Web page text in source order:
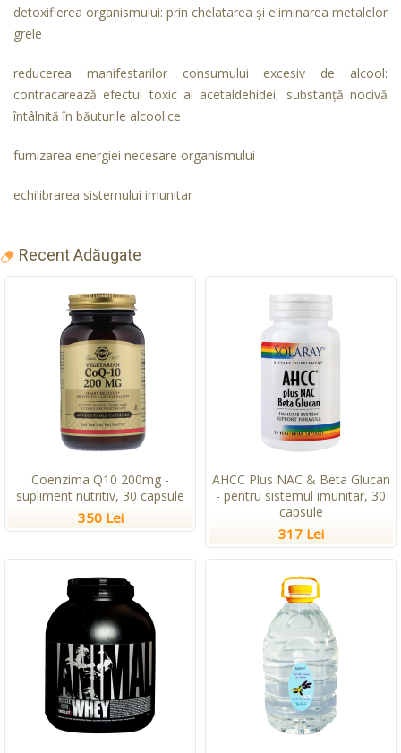
detoxifierea organismului: prin chelatarea şi eliminarea metalelor
grele
reducerea manifestarilor consumului excesiv de alcool:
contracarează efectul toxic al acetaldehidei, substanţă nocivă
întâlnită în băuturile alcoolice
furnizarea energiei necesare organismului
echilibrarea sistemului imunitar
Recent Adăugate
Coenzima Q10 200mg -
supliment nutritiv, 30 capsule
350 Lei
AHCC Plus NAC & Beta Glucan
- pentru sistemul imunitar, 30
capsule
317 Lei